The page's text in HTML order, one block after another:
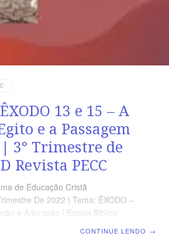
13 e 15 – A
e a Passagem
3° Trimestre de
Revista PECC
de Educação Cristã
De 2022 | Tema: ÊXODO –
e Adoração | Escola Biblica
CONTINUE LENDO →